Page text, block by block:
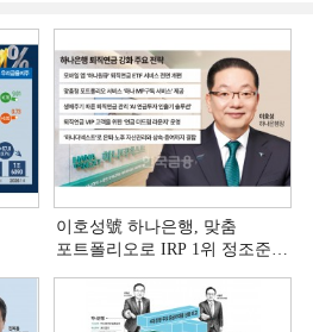
이호성號 하나은행, 맞춤
포트폴리오로 IRP 1위 정조준